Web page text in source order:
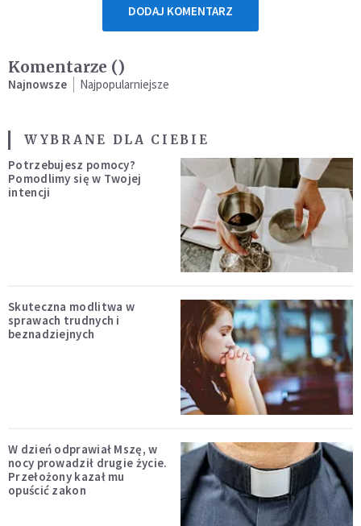
DODAJ KOMENTARZ
Komentarze ()
Najnowsze Najpopularniejsze
WYBRANE DLA CIEBIE
Potrzebujesz pomocy?
Pomodlimy się w Twojej
intencji
Skuteczna modlitwa w
sprawach trudnych i
beznadziejnych
W dzień odprawiał Mszę, w
nocy prowadził drugie życie.
Przełożony kazał mu
opuścić zakon